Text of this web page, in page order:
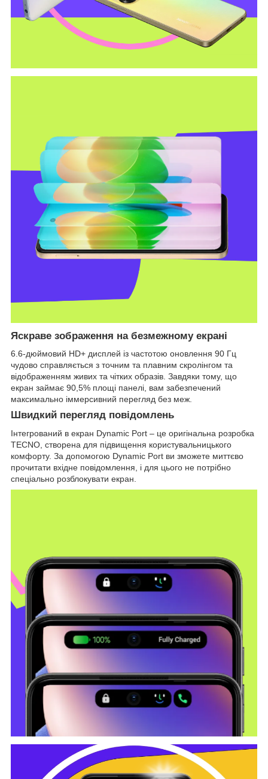
Яскраве зображення на безмежному екрані
6.6-дюймовий HD+ дисплей із частотою оновлення 90 Гц
чудово справляється з точним та плавним скролінгом та
відображенням живих та чітких образів. Завдяки тому, що
екран займає 90,5% площі панелі, вам забезпечений
максимально іммерсивний перегляд без меж.
Швидкий перегляд повідомлень
Інтегрований в екран Dynamic Port – це оригінальна розробка
TECNO, створена для підвищення користувальницького
комфорту. За допомогою Dynamic Port ви зможете миттєво
прочитати вхідне повідомлення, і для цього не потрібно
спеціально розблокувати екран.